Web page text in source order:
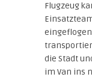
Flugzeug
eingeflogen
die Stadt
im Van ins